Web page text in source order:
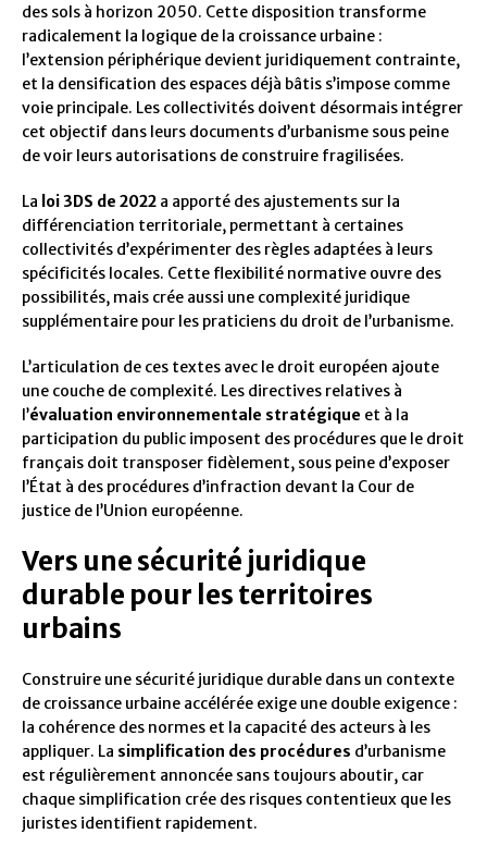
des sols à horizon 2050. Cette disposition transforme
radicalement la logique de la croissance urbaine :
l’extension périphérique devient juridiquement contrainte,
et la densification des espaces déjà bâtis s’impose comme
voie principale. Les collectivités doivent désormais intégrer
cet objectif dans leurs documents d’urbanisme sous peine
de voir leurs autorisations de construire fragilisées.
La loi 3DS de 2022 a apporté des ajustements sur la
différenciation territoriale, permettant à certaines
collectivités d’expérimenter des règles adaptées à leurs
spécificités locales. Cette flexibilité normative ouvre des
possibilités, mais crée aussi une complexité juridique
supplémentaire pour les praticiens du droit de l’urbanisme.
L’articulation de ces textes avec le droit européen ajoute
une couche de complexité. Les directives relatives à
l’évaluation environnementale stratégique et à la
participation du public imposent des procédures que le droit
français doit transposer fidèlement, sous peine d’exposer
l’État à des procédures d’infraction devant la Cour de
justice de l’Union européenne.
Vers une sécurité juridique
durable pour les territoires
urbains
Construire une sécurité juridique durable dans un contexte
de croissance urbaine accélérée exige une double exigence :
la cohérence des normes et la capacité des acteurs à les
appliquer. La simplification des procédures d’urbanisme
est régulièrement annoncée sans toujours aboutir, car
chaque simplification crée des risques contentieux que les
juristes identifient rapidement.